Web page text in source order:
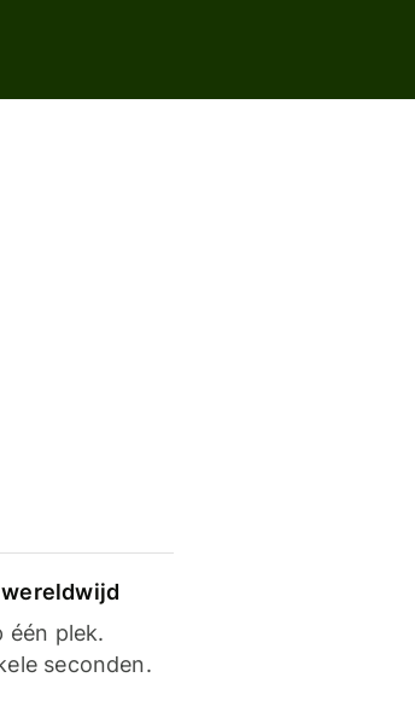
één plek.
seconden.